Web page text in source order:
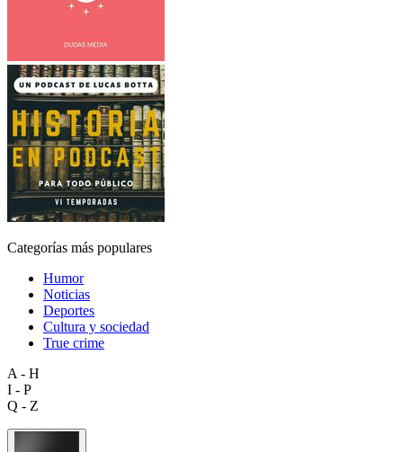
Categorías más populares
Humor
Noticias
Deportes
Cultura y sociedad
True crime
A - H
I - P
Q - Z